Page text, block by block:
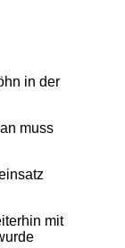
in der
muss
mit